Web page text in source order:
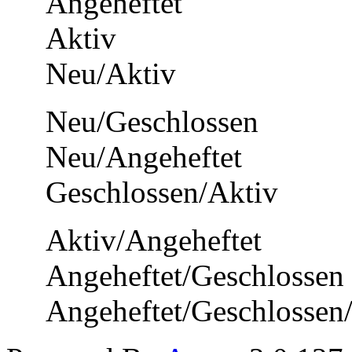
Aktiv
Neu/Aktiv
Neu/Geschlossen
Neu/Angeheftet
Geschlossen/Aktiv
Aktiv/Angeheftet
Angeheftet/Geschlossen
Angeheftet/